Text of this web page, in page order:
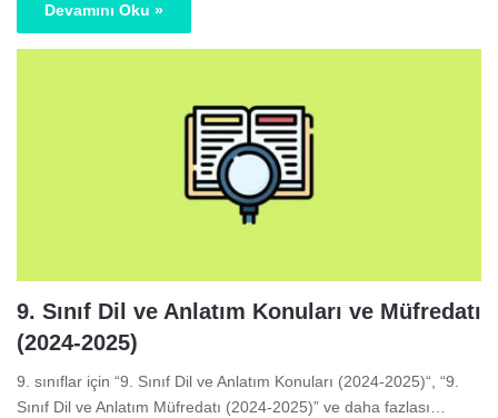
Devamını Oku »
9. Sınıf Dil ve Anlatım Konuları ve Müfredatı
(2024-2025)
9. sınıflar için “9. Sınıf Dil ve Anlatım Konuları (2024-2025)“, “9.
Sınıf Dil ve Anlatım Müfredatı (2024-2025)” ve daha fazlası…